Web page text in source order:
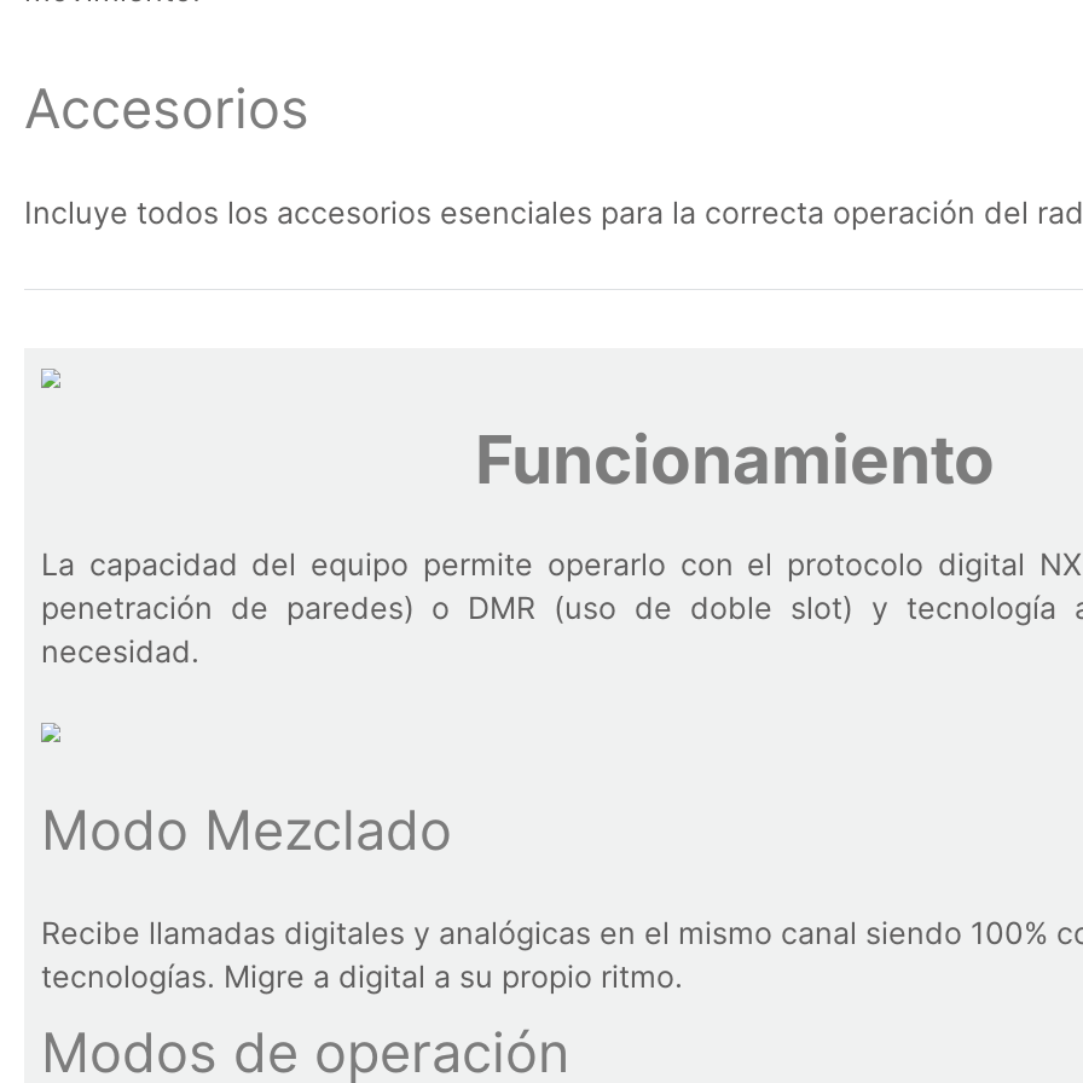
Accesorios
Incluye todos los accesorios esenciales para la correcta operación del
Funcionamiento
La capacidad del equipo permite operarlo con el protocolo digital
penetración de paredes) o DMR (uso de doble slot) y tecnología
necesidad.
Modo Mezclado
Recibe llamadas digitales y analógicas en el mismo canal siendo 100%
tecnologías. Migre a digital a su propio ritmo.
Modos de operación